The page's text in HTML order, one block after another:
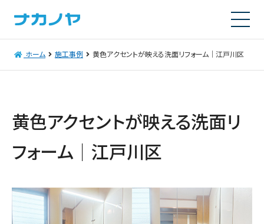
ホーム 施工事例 黄色アクセントが映える洗面リフォーム｜江戸川区
黄色アクセントが映える洗面リ
フォーム｜江戸川区